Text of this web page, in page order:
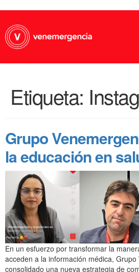
Etiqueta:
Grupo
la educación en
En un esfuerzo por transformar la
acceden a la información médica,
consolidado una nueva estrategia de